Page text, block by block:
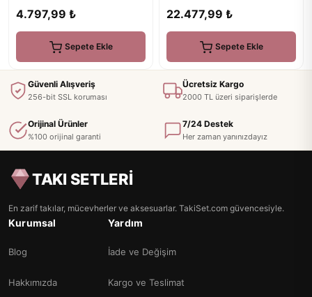
4.797,99 ₺
Sepete Ekle
22.477,99 ₺
Sepete Ekle
Güvenli Alışveriş
256-bit SSL koruması
Ücretsiz Kargo
2000 TL üzeri siparişlerde
Orijinal Ürünler
%100 orijinal garanti
7/24 Destek
Her zaman yanınızdayız
TAKI SETLERİ
En zarif takılar, mücevherler ve aksesuarlar. TakiSet.com güvencesiyle.
Kurumsal
Blog
Hakkımızda
Yardım
İade ve Değişim
Kargo ve Teslimat